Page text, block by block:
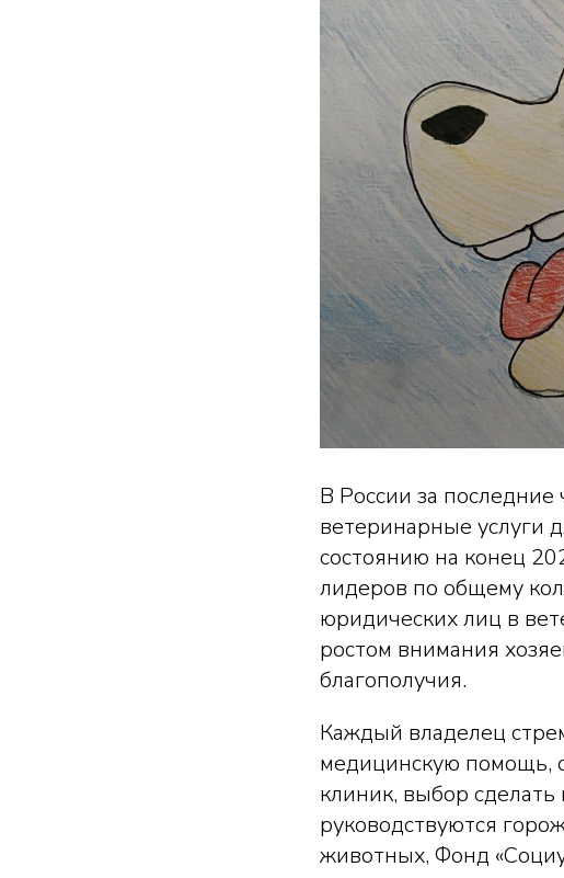
В России за
ветеринарные услуги
состоянию на конец
лидеров по общему
юридических лиц в
ростом внимания
благополучия.
Каждый владелец
медицинскую помощь,
клиник, выбор
руководствуются
животных, Фонд